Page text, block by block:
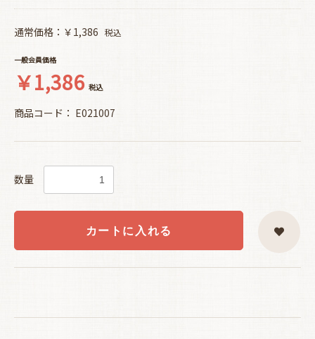
通常価格：￥1,386 税込
一般会員価格
￥1,386 税込
商品コード： E021007
数量
カートに入れる